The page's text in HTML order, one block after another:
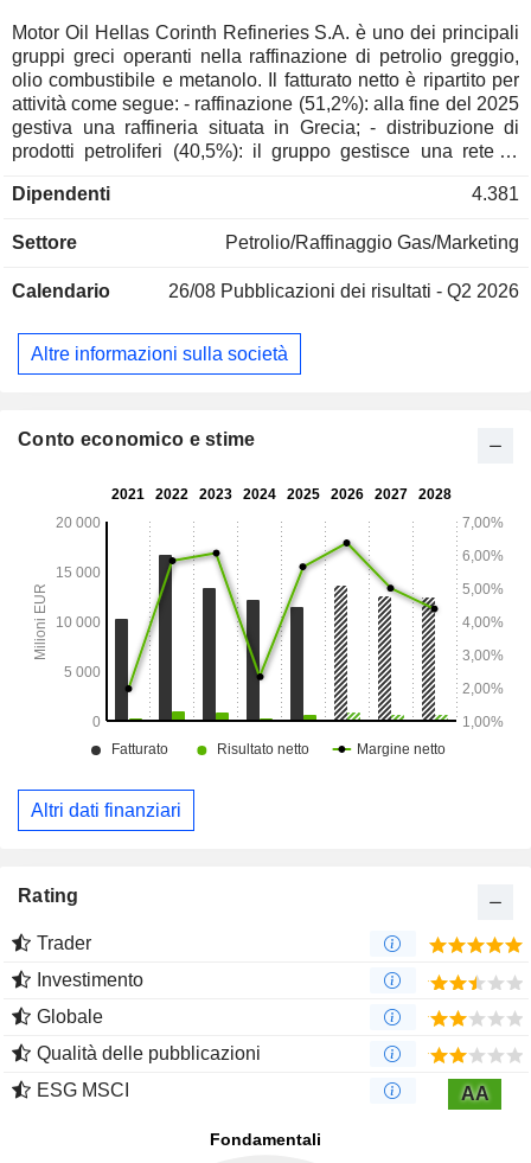
Motor Oil Hellas Corinth Refineries S.A. è uno dei principali
gruppi greci operanti nella raffinazione di petrolio greggio,
olio combustibile e metanolo. Il fatturato netto è ripartito per
attività come segue: - raffinazione (51,2%): alla fine del 2025
gestiva una raffineria situata in Grecia; - distribuzione di
prodotti petroliferi (40,5%): il gruppo gestisce una rete di
Cyclon Hellas) situate in Grecia, a Cipro e nell’Europa sud-
rivendita da e verso società petrolifere e industriali; -
(2,3%): principalmente servizi e recupero di energia dai
Dipendenti 4.381
Settore Petrolio/Raffinaggio Gas/Marketing
Calendario 26/08 Pubblicazioni dei risultati - Q2 2026
Altre informazioni sulla società
Conto economico e stime
Altri dati finanziari
Rating
Trader
Investimento
Globale
Qualità delle pubblicazioni
ESG MSCI
AA